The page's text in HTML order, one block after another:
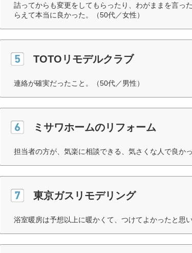
詰ってからも変更をしてもらったり、わがままを言っ
らえて本当に良かった。（50代／女性）
TOTOリモデルクラブ
連絡が確実だったこと。（50代／男性）
ミサワホームのリフォーム
担当者の方が、気楽に相談できる、気さくな人で良か
東京ガスリモデリング
浴室暖房は予想以上に暖かくて、つけてよかったと思